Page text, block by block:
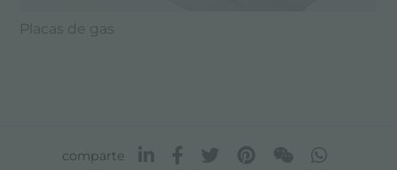
Placas de gas
comparte